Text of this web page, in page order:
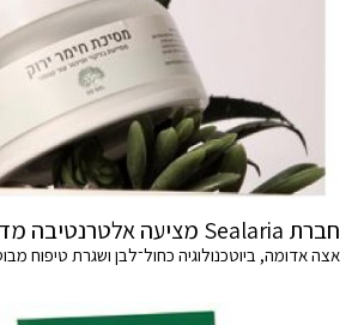
חברת Sealaria מציעה אלטרנטיבה מדעית לשוק הטיפוח
אצה אדומה, ביוטכנולוגיה כחול־לבן ושגרת טיפוח